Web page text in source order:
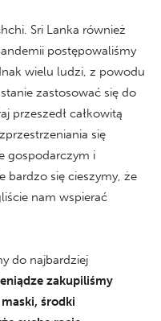
Sri Lanka również
postępowaliśmy
wielu ludzi, z powodu
zastosować się do
przeszedł całkowitą
się
gospodarczym i
bardzo się cieszymy, że
nam wspierać
do najbardziej
zakupiliśmy
środki